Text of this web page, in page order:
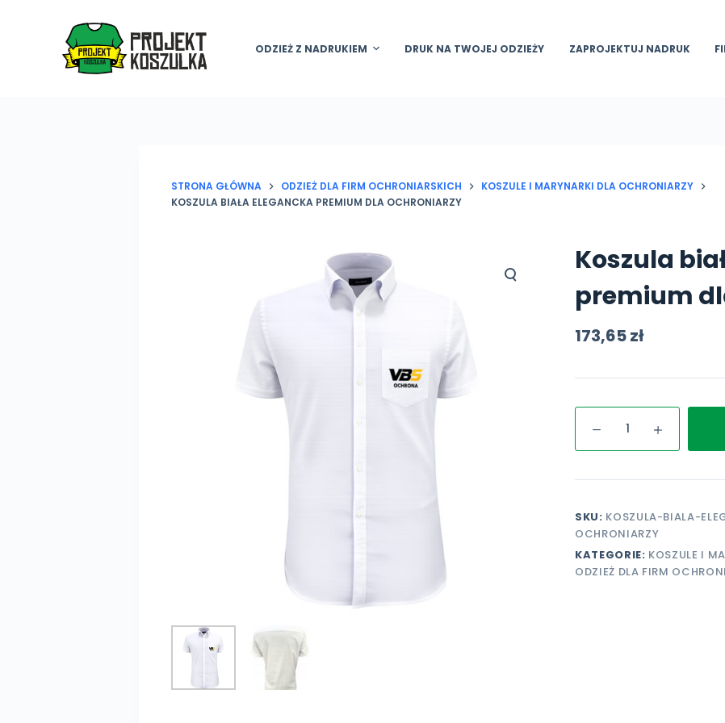
ODZIEŻ Z NADRUKIEM DRUK NA TWOJEJ ODZIEŻY ZAPROJEKTUJ NADRUK
STRONA GŁÓWNA ODZIEŻ DLA FIRM OCHRONIARSKICH
KOSZULE I MARYNARKI DLA OCHRONIARZY
KOSZULA BIAŁA ELEGANCKA PREMIUM DLA OCHRONIARZY
Koszula
premium
173,65zł
Koszula
biała
dla
ochroniarzy
SKU: KOSZULA-BIALA-
OCHRONIARZY
KATEGORIE: KOSZULE I
ODZIEŻ DLA FIRM